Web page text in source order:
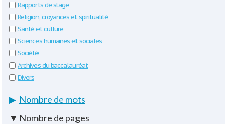
Rapports de stage
Religion, croyances et spiritualité
Santé et culture
Sciences humaines et sociales
Société
Archives du baccalauréat
Divers
▶ Nombre de mots
▼ Nombre de pages